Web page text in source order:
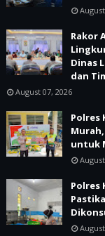
Rakor
Dinas
dan
August 07, 2026
Polres
Murah,
untuk
Polres